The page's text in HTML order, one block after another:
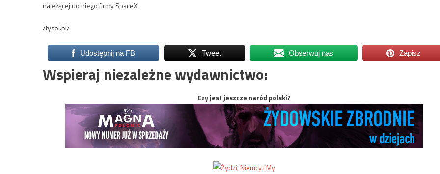
należącej do niego firmy SpaceX.
/tysol.pl/
Udostępnij na FB Tweet Obserwuj nas Zapisz
Wspieraj niezależne wydawnictwo:
Czy jest jeszcze naród polski?